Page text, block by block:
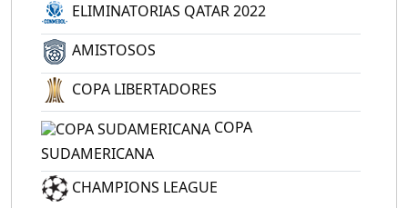
ELIMINATORIAS QATAR 2022
AMISTOSOS
COPA LIBERTADORES
COPA
SUDAMERICANA
CHAMPIONS LEAGUE